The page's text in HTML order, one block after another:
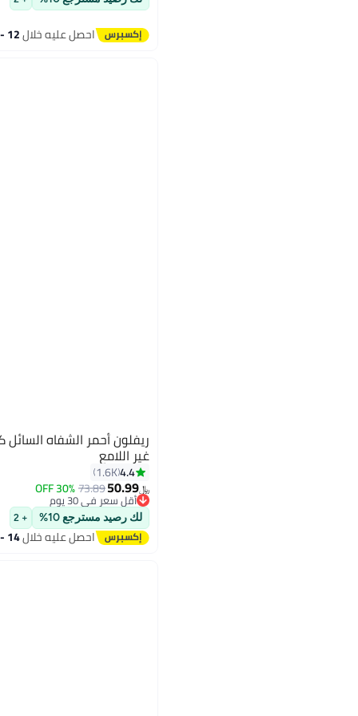
احصل عليه خلال12 - 13 اغسطس
16
ريفلون أحمر الشفاه
غير اللامع
4.4
1.6K
﷼‏50.99
73.89
30% OFF
أقل سعر في 30 يوم
أقل سعر في 30 يوم
لك رصيد مسترجع 10% + 2
احصل عليه خلال14 - 15 اغسطس